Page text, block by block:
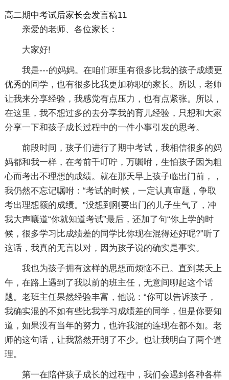
高二期中考试后家长会发言稿11
亲爱的老师、各位家长：
大家好!
我是---的妈妈。在咱们班里有很多比我的孩子成绩更
优秀的同学，也有很多比我更加称职的家长。所以，老师
让我来分享经验，我感觉有点压力，也有点紧张。所以，
在这里，我不想过多的去分享我的育儿经验，只想和大家
分享一下和孩子成长过程中的一件小事引发的思考。
前段时间，孩子们进行了期中考试，我相信很多的妈
妈都和我一样，在考前千叮咛，万嘱咐，生怕孩子因为粗
心而考出不理想的成绩。就在那天早上孩子临出门前，，
我仍然不忘记嘱咐：“考试的时候，一定认真审题，争取
考出理想额的成绩。”没想到刚要出门的儿子生气了，冲
我大声嚷道“你就知道考试”最后，还加了句“你上学的时
候，很多学习比成绩差的同学比你现在混得还好呢?”听了
这话，我真的无言以对，因为孩子说的确实是事实。
我也为孩子拥有这样的思想而烦恼不已。直到某天上
午，在路上遇到了我以前的班主任，无意间聊起这个话
题。老班主任果然经验丰富，他说：“你可以告诉孩子，
我确实混的不如有些比我学习成绩差的同学，但是你要知
道，如果没有当年的努力，也许我混的连现在都不如。老
师的这句话，让我豁然开朗了不少。也让我明白了两个道
理。
第一在陪伴孩子成长的过程中，我们会遇到各种各样